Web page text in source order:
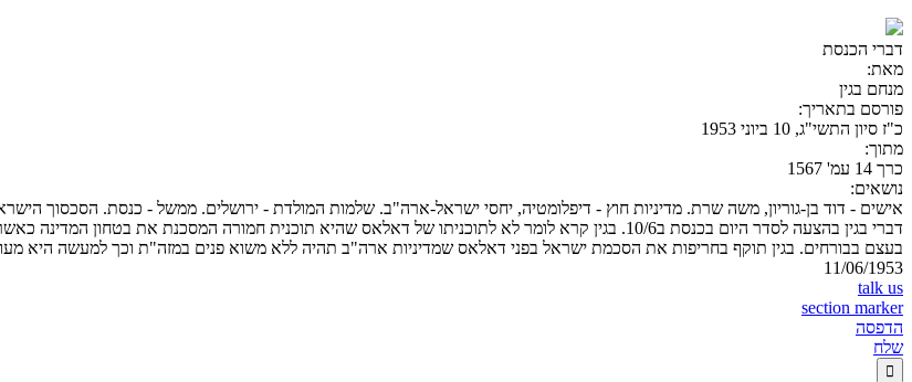
דברי הכנסת
מאת:
מנחם בגין
פורסם בתאריך:
כ"ז סיון התשי"ג, 10 ביוני 1953
מתוך:
כרך 14 עמ' 1567
נושאים:
אישים - דוד בן-גוריון, משה שרת. מדיניות חוץ - דיפלומטיה, יחסי ישראל-ארה"ב. שלמות המולדת - ירושלים. ממשל - כנסת. הסכסוך
דברי בגין בהצעה לסדר היום בכנסת ב10/6. בגין קרא לומר לא לתוכניתו של דאלאס שהיא תוכנית חמורה המסכנת
בעצם בבורחים. בגין תוקף בחריפות את הסכמת ישראל בפני דאלאס שמדיניות ארה"ב תהיה ללא משוא פנים במזה"ת וכך למעשה היא
11/06/1953
talk us
section marker
הדפסה
שלח
